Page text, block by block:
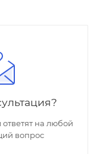
на любой
вопрос